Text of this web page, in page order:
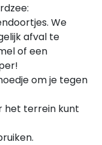
We
afval te
of een
om je tegen
het terrein kunt